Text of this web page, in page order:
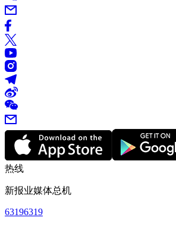
热线
新报业媒体总机
63196319